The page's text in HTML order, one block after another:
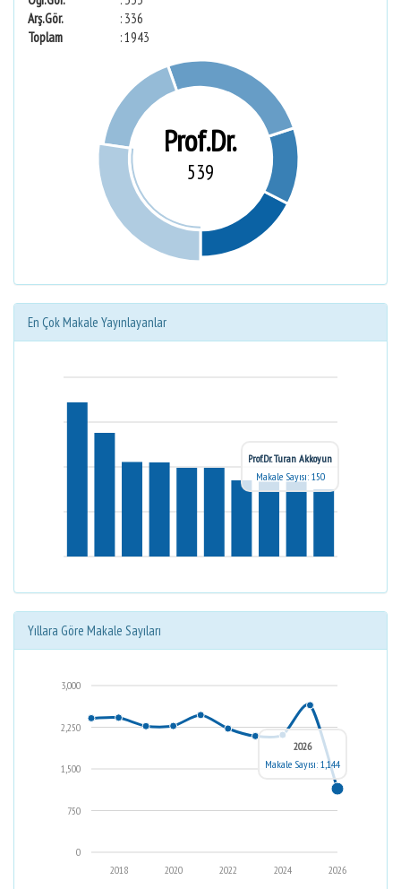
Arş.Gör.
: 336
Toplam
: 1943
Prof.Dr.
539
En Çok Makale Yayınlayanlar
Prof.Dr. Turan Akkoyun
Makale Sayısı: 150
Yıllara Göre Makale Sayıları
0
750
1,500
2,250
3,000
2026
2024
2022
2020
2018
2026
Makale Sayısı: 1,144